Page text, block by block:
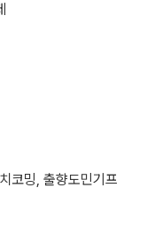
코밍, 출향도민기프